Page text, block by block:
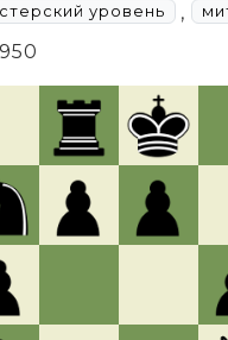
уровень ,